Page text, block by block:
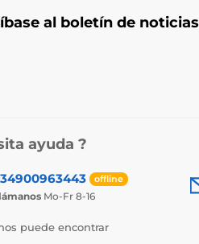
al boletín de noticias
ayuda ?
offline
Mo-Fr 8-16
puede encontrar